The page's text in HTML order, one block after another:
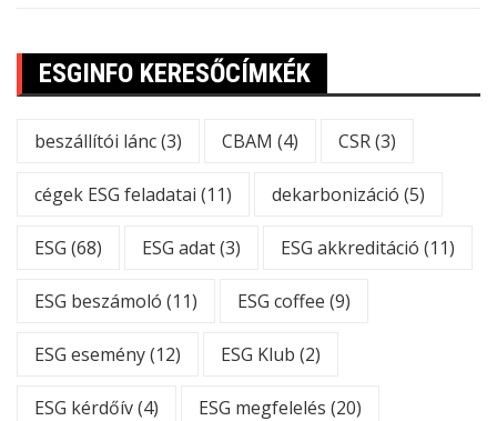
ESGINFO KERESŐCÍMKÉK
beszállítói lánc(3) CBAM (4) CSR(3)
cégek ESG feladatai (11) dekarbonizáció (5)
ESG (68) ESG adat(3) ESG akkreditáció (11)
ESG beszámoló (11) ESG coffee (9)
ESG esemény(12) ESG Klub (2)
ESG kérdőív(4) ESG megfelelés (20)